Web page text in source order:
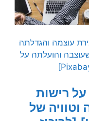
עוצמה והגדלתה
והועלתה על
על רישות
וטוויה של